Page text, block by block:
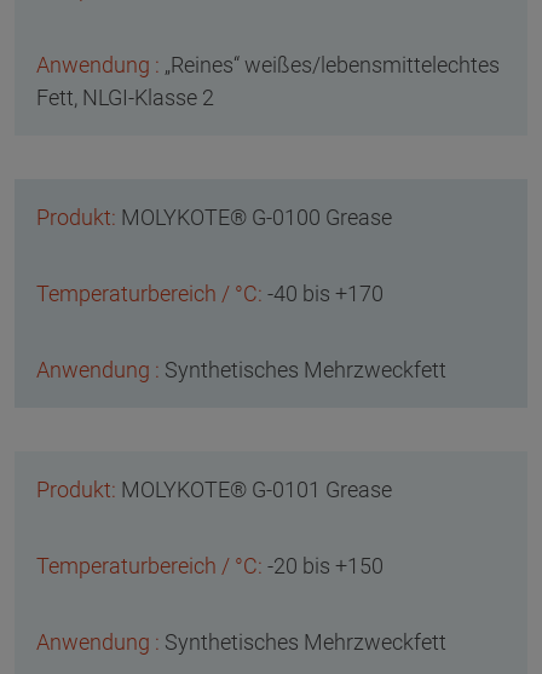
„Reines“ weißes/lebensmittelechtes
Fett, NLGI-Klasse 2
MOLYKOTE® G-0100 Grease
-40 bis +170
Synthetisches Mehrzweckfett
MOLYKOTE® G-0101 Grease
-20 bis +150
Synthetisches Mehrzweckfett